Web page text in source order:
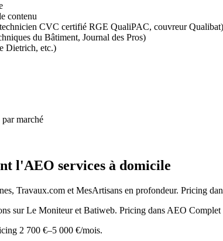
contenu
CVC certifié RGE QualiPAC, couvreur Qualibat)
du Bâtiment, Journal des Pros)
Dietrich, etc.)
marché
l'AEO services à domicile
Travaux.com et MesArtisans en profondeur. Pricing
sur Le Moniteur et Batiweb. Pricing dans AEO Complet
2 700 €–5 000 €/mois.